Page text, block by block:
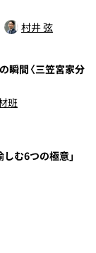
村井 弦
瞬間〈三笠宮家分
班
む6つの極意」